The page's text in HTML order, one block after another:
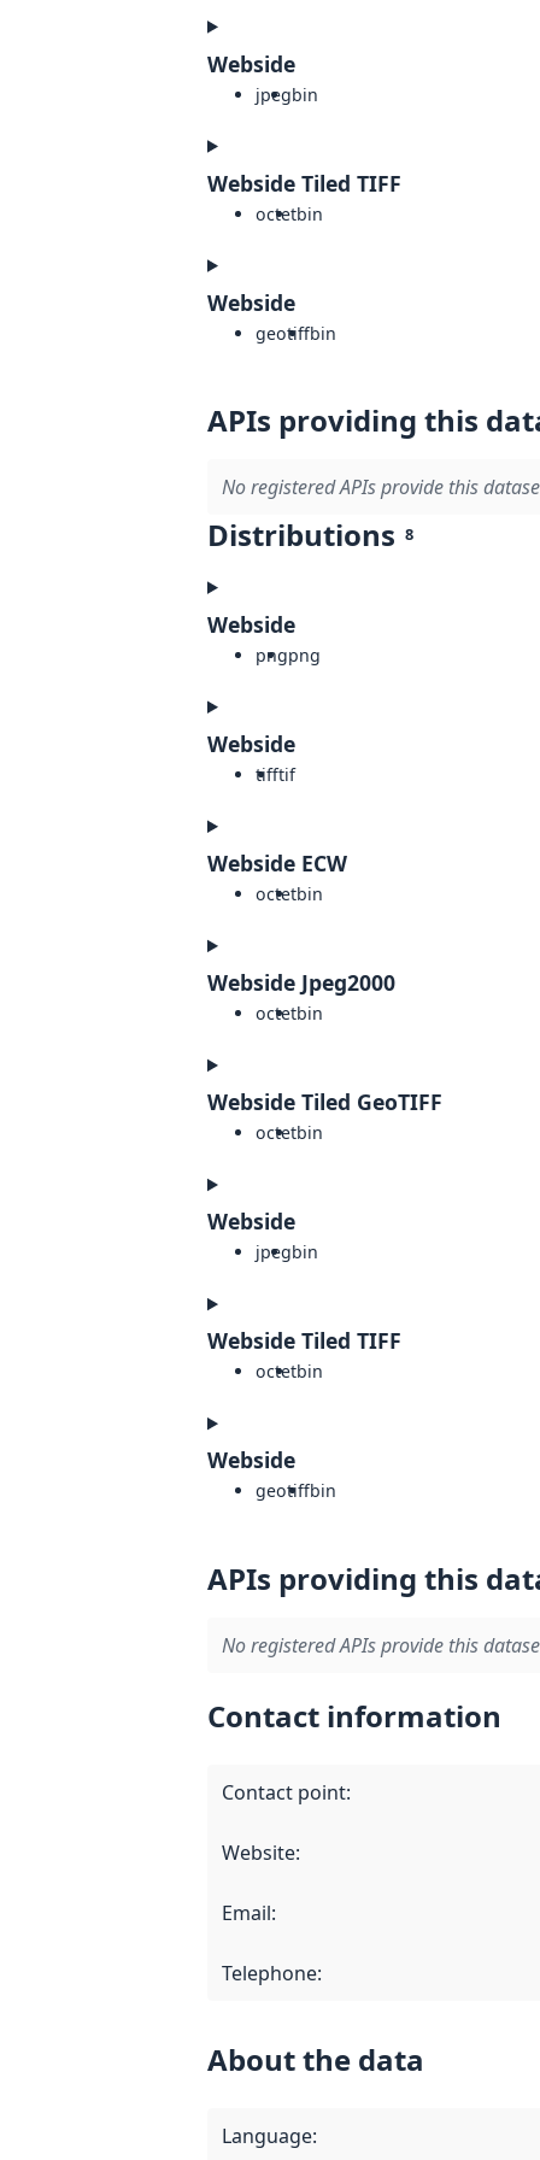
Webside
jpegbin
Webside Tiled TIFF
octetbin
Webside
geotiffbin
APIs providing this
No registered APIs provide this
Distributions 8
Webside
pngpng
Webside
tifftif
Webside ECW
octetbin
Webside Jpeg2000
octetbin
Webside Tiled GeoTIFF
octetbin
Webside
jpegbin
Webside Tiled TIFF
octetbin
Webside
geotiffbin
APIs providing this
No registered APIs provide this
Contact information
Contact point:
Website:
Email:
Telephone:
About the data
Language: